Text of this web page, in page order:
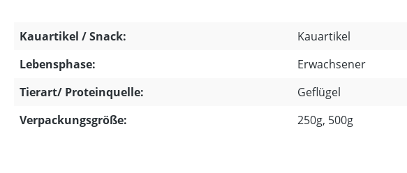
Kauartikel / Snack:
Kauartikel
Lebensphase:
Erwachsener
Tierart/ Proteinquelle:
Geflügel
Verpackungsgröße:
250g, 500g